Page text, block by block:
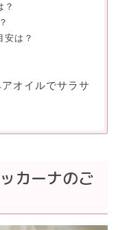
？
安は？
オイルでサラサ
カーナのご